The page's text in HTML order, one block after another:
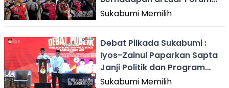
Debat Pilbup Sukabumi
Sukabumi Memilih
Debat Pilkada Sukabumi :
Iyos-Zainul Paparkan Sapta
Janji Politik dan Program
Sapta Asik
Sukabumi Memilih